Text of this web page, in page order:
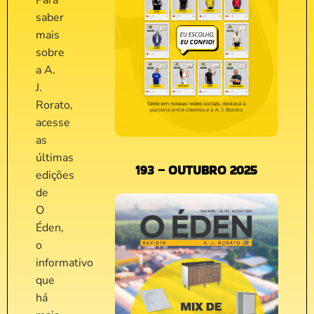
saber
mais
sobre
a A.
J.
Rorato,
acesse
as
últimas
edições
de
O
Éden,
o
informativo
que
há
193 – OUTUBRO 2025